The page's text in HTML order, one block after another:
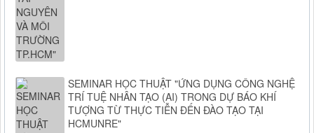
SEMINAR HỌC THUẬT "ỨNG DỤNG CÔNG NGHỆ
TRÍ TUỆ NHÂN TẠO (AI) TRONG DỰ BÁO KHÍ
TƯỢNG TỪ THỰC TIỄN ĐẾN ĐÀO TẠO TẠI
HCMUNRE"